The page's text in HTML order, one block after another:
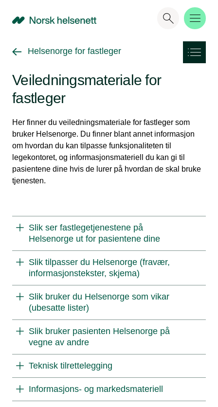
NHN
Gå tilbake til
Helsenorge for fastleger
Veiledningsmateriale for
fastleger
Her finner du veiledningsmateriale for fastleger som
bruker Helsenorge. Du finner blant annet informasjon
om hvordan du kan tilpasse funksjonaliteten til
legekontoret, og informasjonsmateriell du kan gi til
pasientene dine hvis de lurer på hvordan de skal bruke
tjenesten.
Slik ser fastlegetjenestene på
Helsenorge ut for pasientene dine
Slik tilpasser du Helsenorge (fravær,
informasjonstekster, skjema)
Slik bruker du Helsenorge som vikar
(ubesatte lister)
Slik bruker pasienten Helsenorge på
vegne av andre
Teknisk tilrettelegging
Informasjons- og markedsmateriell